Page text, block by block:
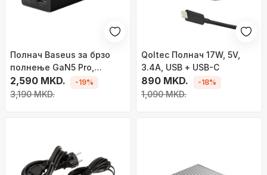
Полнач Baseus за брзо
полнење GaN5 Pro,
2xUSB-C, USB-A, HDMI,
67W, црн + кабел 1,5m
2,590 MKD.
3,190 MKD.
-19%
Qoltec Полнач 17W, 5V,
3.4A, USB + USB-C
890 MKD.
1,090 MKD.
-18%